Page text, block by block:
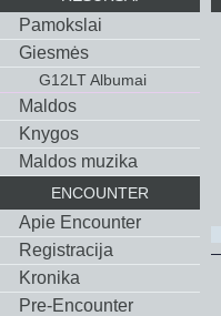
Pamokslai
Giesmės
G12LT Albumai
Maldos
Knygos
Maldos muzika
ENCOUNTER
Apie Encounter
Registracija
Kronika
Pre-Encounter